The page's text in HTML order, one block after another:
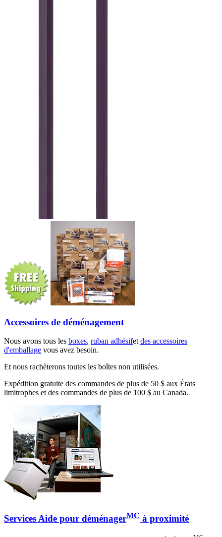
Accessoires de déménagement
Nous avons tous les boxes, ruban adhésifetdes accessoires
d'emballage vous avez besoin.
Et nous rachèterons toutes les boîtes non utilisées.
Expédition gratuite des commandes de plus de 50 $ aux États
limitrophes et des commandes de plus de 100 $ au Canada.
Services Aide pour déménagerMC à proximité